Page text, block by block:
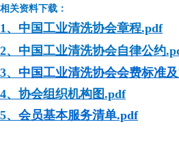
相关资料下载：
1、 中国工业清洗协会章程.pdf
2、 中国工业清洗协会自律公约
3、 中国工业清洗协会会费标准
4、协会组织机构图.pdf
5、 会员基本服务清单.pdf